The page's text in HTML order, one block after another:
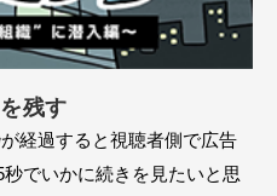
残す
経過すると視聴者側で広告
でいかに続きを見たいと思